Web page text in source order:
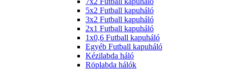
5x2 Futball kapuháló
3x2 Futball kapuháló
2x1 Futball kapuháló
1x0,6 Futball kapuháló
Egyéb Futball kapuháló
Kézilabda háló
Röplabda hálók